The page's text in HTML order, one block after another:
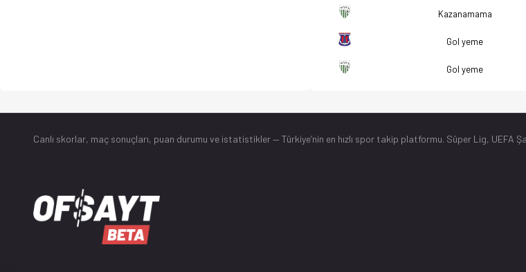
Kazanamama
Gol yeme
Gol yeme
Canlı skorlar, maç sonuçları, puan durumu ve istatistikler — Türkiye’nin en hızlı spor takip platformu. Süper Lig, UEFA